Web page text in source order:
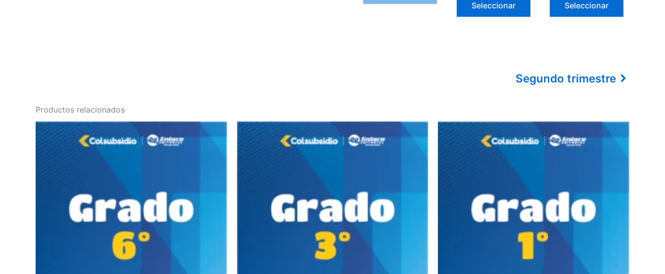
Seleccionar Seleccionar
Segundo trimestre
Productos relacionados